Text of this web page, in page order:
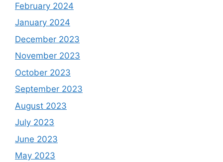
February 2024
January 2024
December 2023
November 2023
October 2023
September 2023
August 2023
July 2023
June 2023
May 2023